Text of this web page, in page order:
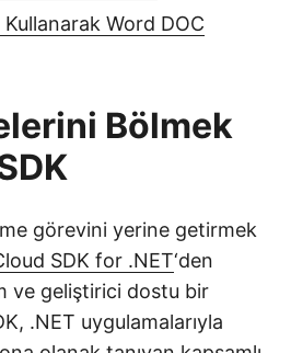
Kullanarak Word DOC
Bölmek
görevini yerine getirmek
SDK for .NET‘den
ve geliştirici dostu bir
.NET uygulamalarıyla